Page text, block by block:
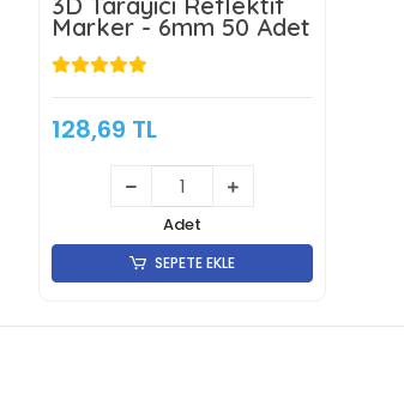
Marker - 6mm 50 Adet
128,69 TL
Adet
SEPETE EKLE